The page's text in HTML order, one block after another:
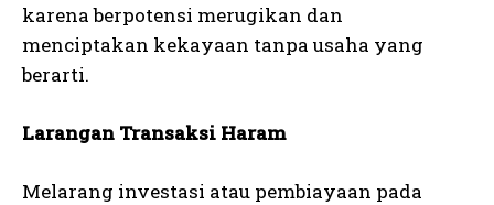
karena berpotensi merugikan dan
menciptakan kekayaan tanpa usaha yang
berarti.
Larangan Transaksi Haram
Melarang investasi atau pembiayaan pada